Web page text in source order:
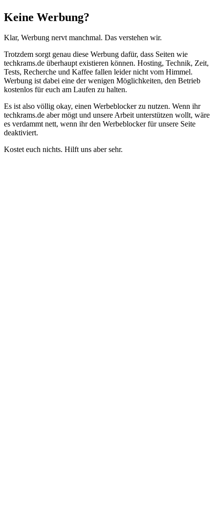
Schließen
Keine Werbung?
Klar, Werbung nervt manchmal. Das verstehen wir.
Trotzdem sorgt genau diese Werbung dafür, dass Seiten wie
techkrams.de überhaupt existieren können. Hosting, Technik, Zeit,
Tests, Recherche und Kaffee fallen leider nicht vom Himmel.
Werbung ist dabei eine der wenigen Möglichkeiten, den Betrieb
kostenlos für euch am Laufen zu halten.
Es ist also völlig okay, einen Werbeblocker zu nutzen. Wenn ihr
techkrams.de aber mögt und unsere Arbeit unterstützen wollt, wäre
es verdammt nett, wenn ihr den Werbeblocker für unsere Seite
deaktiviert.
Kostet euch nichts. Hilft uns aber sehr.